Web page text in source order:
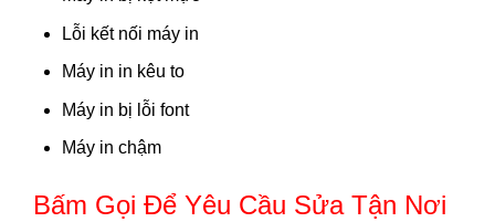
Lỗi kết nối máy in
Máy in in kêu to
Máy in bị lỗi font
Máy in chậm
Bấm Gọi Để Yêu Cầu Sửa Tận Nơi